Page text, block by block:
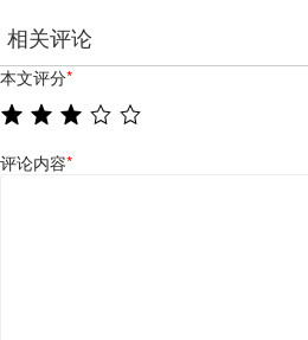
相关评论
本文评分*
评论内容*